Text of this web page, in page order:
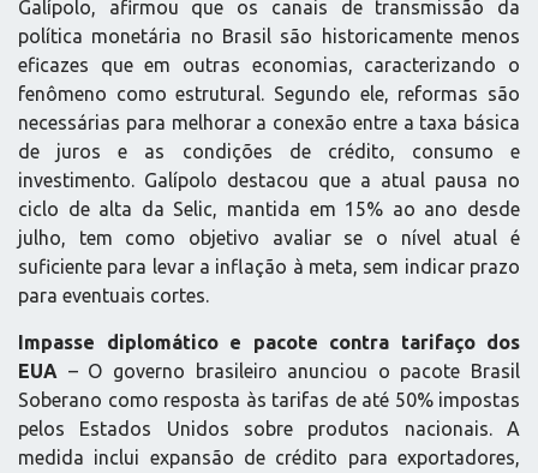
Galípolo, afirmou que os canais de transmissão da
política monetária no Brasil são historicamente menos
eficazes que em outras economias, caracterizando o
fenômeno como estrutural. Segundo ele, reformas são
necessárias para melhorar a conexão entre a taxa básica
de juros e as condições de crédito, consumo e
investimento. Galípolo destacou que a atual pausa no
ciclo de alta da Selic, mantida em 15% ao ano desde
julho, tem como objetivo avaliar se o nível atual é
suficiente para levar a inflação à meta, sem indicar prazo
para eventuais cortes.
Impasse diplomático e pacote contra tarifaço dos
EUA – O governo brasileiro anunciou o pacote Brasil
Soberano como resposta às tarifas de até 50% impostas
pelos Estados Unidos sobre produtos nacionais. A
medida inclui expansão de crédito para exportadores,